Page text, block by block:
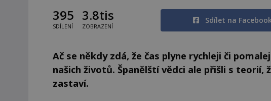
395
SDÍLENÍ
3.8tis
ZOBRAZENÍ
Sdílet na
Ač se někdy zdá, že čas plyne rychleji či
našich životů. Španělští vědci ale přišli s teorií,
zastaví.